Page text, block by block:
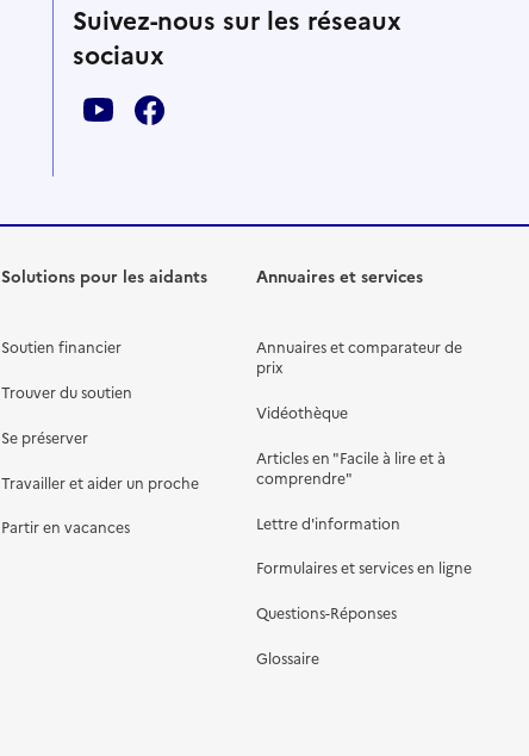
Suivez-nous sur les réseaux
sociaux
Solutions pour les aidants
Soutien financier
Trouver du soutien
Se préserver
Travailler et aider un proche
Partir en vacances
Annuaires et services
Annuaires et comparateur de
prix
Vidéothèque
Articles en "Facile à lire et à
comprendre"
Lettre d'information
Formulaires et services en ligne
Questions-Réponses
Glossaire